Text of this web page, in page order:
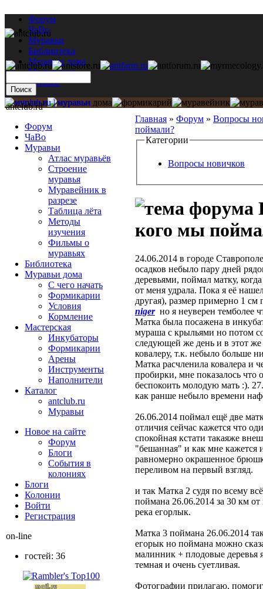
Форум
ЧаВо
Муравьи
Библиотека
Муравьи дома
Мастерская
Каталог
Главная » Форум » Вопросы
поймали?
Категории
Вопросы новичков
кого мы
24.06.2014 в городе
осадков небыло пару дней
деревьями, поймал матку,
от меня удрала. Пока я её
другая), размер примерно 1
nigerно я неуверен темболее
Матка была посажена в
мураша с крыльями но потом
следующей же день и в этот
ковалеру, т.к. небыло больше
Матка расчленила ковалера и
пробирки, мне показалось что
беспокоить молодую мать :).
как ранше небыло времени
26.06.2014 поймал ещё две
отличия сейчас кажется что
спокойная кстати такаяже
"бешанная" и как мне кажется
равномерно окрашенное
переливом на первый взгляд.
и так Матка 2 судя по всему
поймана 26.06.2014 за 30 км от
река егорлык.
Матка 3 поймана 26.06.2014
егорык но поймана можно
малинник + плодовые деревья
темная и очень суетливая.
Фотографии прилагаю,
antclub.ru
Форум
ЧаВо
Муравьи
Атлас муравьёв
Строение
муравья
Муравейник в
разрезе
Таблица лёта
Методы
изучения
Фильмы о
муравьях
Библиотека
Муравьи дома
С чего начать
Формикарии
Условия
Кормление
Мастерская
Инкубаторы
Формикарии
Арены
Инструменты
Наполнители
Каталог
antclub.ru
Муравьи
Новое на сайте
Форум
Блоги
События в
колониях
Блоги
Колонии
Войти
Peгиcтpaция
on-line
гостей: 36